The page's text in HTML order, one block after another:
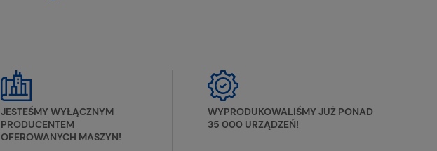
JESTEŚMY WYŁĄCZNYM
PRODUCENTEM
OFEROWANYCH MASZYN!
WYPRODUKOWALIŚMY JUŻ PONAD
35 000 URZĄDZEŃ!